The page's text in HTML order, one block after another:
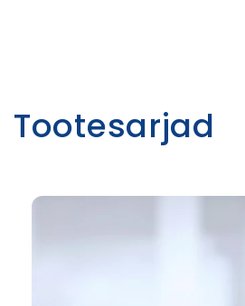
Tootesarjad